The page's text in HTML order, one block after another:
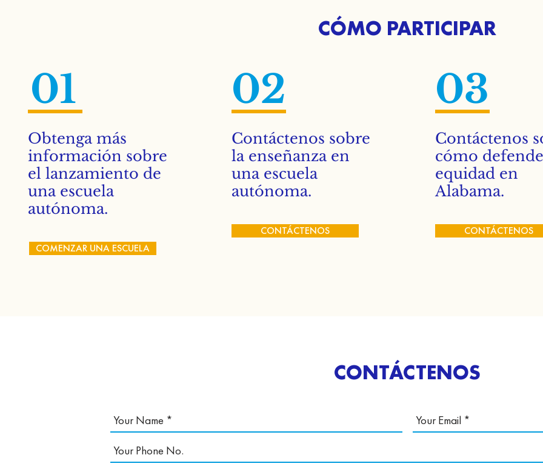
CÓMO PARTICIPAR
01
Obtenga más
información sobre
el lanzamiento de
una escuela
autónoma.
COMENZAR UNA ESCUELA
02
Contáctenos sobre
la enseñanza en
una escuela
autónoma.
CONTÁCTENOS
03
Contáctenos
cómo
equidad en
Alabama.
CONTÁCTENOS
CONTÁCTENOS